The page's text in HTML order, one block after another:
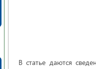
В статье даются